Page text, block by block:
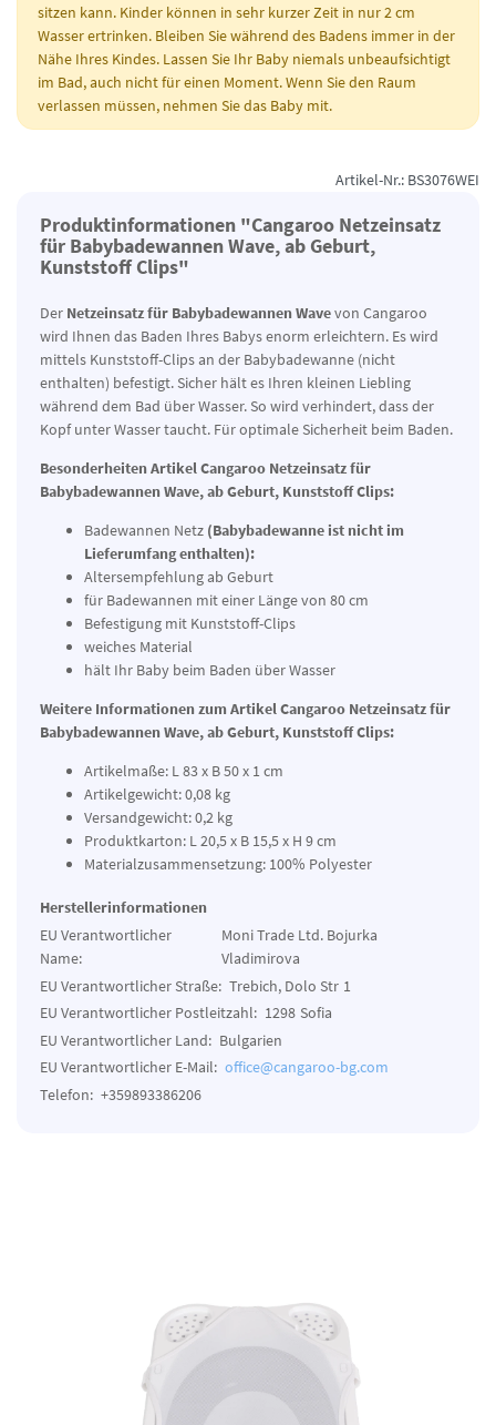
sitzen kann. Kinder können in sehr kurzer Zeit in nur 2 cm
Wasser ertrinken. Bleiben Sie während des Badens immer in der
Nähe Ihres Kindes. Lassen Sie Ihr Baby niemals unbeaufsichtigt
im Bad, auch nicht für einen Moment. Wenn Sie den Raum
verlassen müssen, nehmen Sie das Baby mit.
Artikel-Nr.: BS3076WEI
Produktinformationen "Cangaroo Netzeinsatz
für Babybadewannen Wave, ab Geburt,
Kunststoff Clips"
Der Netzeinsatz für Babybadewannen Wavevon Cangaroo
wird Ihnen das Baden Ihres Babys enorm erleichtern. Es wird
mittels Kunststoff-Clips an der Babybadewanne (nicht
enthalten) befestigt. Sicher hält es Ihren kleinen Liebling
während dem Bad über Wasser. So wird verhindert, dass der
Kopf unter Wasser taucht. Für optimale Sicherheit beim Baden.
Besonderheiten Artikel Cangaroo Netzeinsatz für
Babybadewannen Wave, ab Geburt, Kunststoff Clips:
Badewannen Netz (Babybadewanne ist nicht im
Lieferumfang enthalten):
Altersempfehlung ab Geburt
für Badewannen mit einer Länge von 80 cm
Befestigung mit Kunststoff-Clips
weiches Material
hält Ihr Baby beim Baden über Wasser
Weitere Informationen zum Artikel Cangaroo Netzeinsatz für
Babybadewannen Wave, ab Geburt, Kunststoff Clips:
Artikelmaße: L 83 x B 50 x 1 cm
Artikelgewicht: 0,08 kg
Versandgewicht: 0,2 kg
Produktkarton: L 20,5 x B 15,5 x H 9 cm
Materialzusammensetzung: 100% Polyester
Herstellerinformationen
EU Verantwortlicher
Name:
Moni Trade Ltd. Bojurka
Vladimirova
EU Verantwortlicher Straße: Trebich, Dolo Str 1
EU Verantwortlicher Postleitzahl: 1298 Sofia
EU Verantwortlicher Land: Bulgarien
EU Verantwortlicher E-Mail: office@cangaroo-bg.com
Telefon: +359893386206